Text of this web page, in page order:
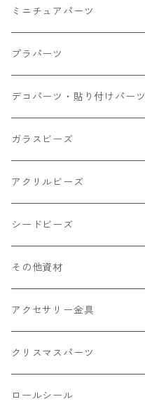
ミニチュアパーツ
大きいパーツ グラス系
小さいパーツ グラス系
小物
カップ
プラパーツ
ナスカン カニカン
リング イヤリング パーツ
チェーンパーツ
プラチャーム
デコパーツ・貼り付けパーツ
食べ物系
キャンディ
ドーナツ
アニマル系
うさぎ
くま
スライス棒
フレーク カット済
シール付き
フルーツ系 野菜果物
お花
ミニパーツ ネイル
ガラスビーズ
ミレフィオリ
ランプワーク
キャッツアイ
アクリルビーズ
丸玉6㎜ ラウンド
丸玉8㎜ ラウンド
カボチャ
クラック
ソロバン型
シードビーズ
ミックス
2㎜
不透明
3㎜
不透明タイプ
4㎜
その他資材
アクセサリー金具
カラー丸カン
10㎜
ボールチップ
クリスマスパーツ
プラチャーム
ロールシール